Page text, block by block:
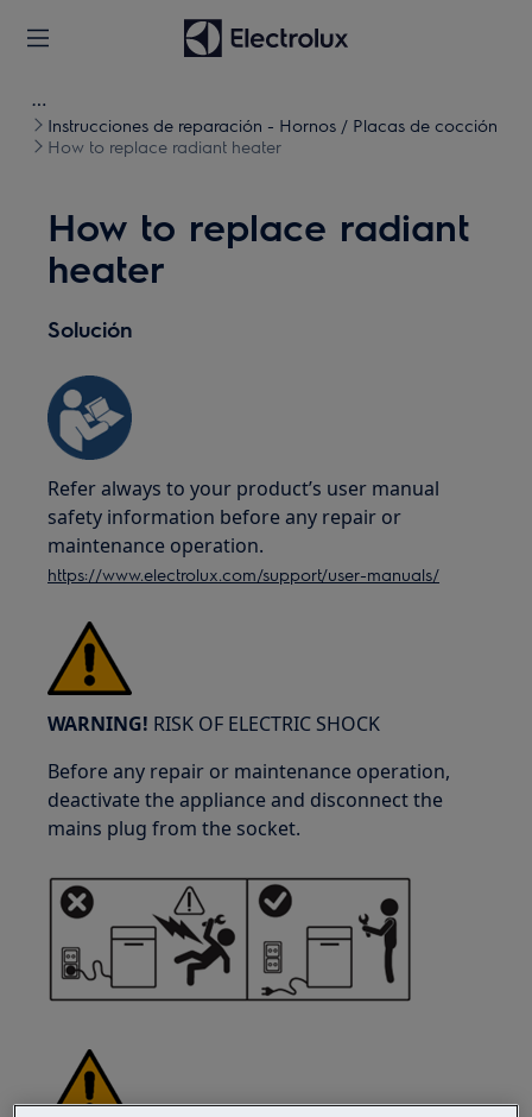
Instrucciones de reparación - Hornos / Placas de cocción
How to replace radiant heater
How to replace radiant
heater
Solución
Refer always to your product’s user manual
safety information before any repair or
maintenance operation.
https://www.electrolux.com/support/user-manuals/
WARNING! RISK OF ELECTRIC SHOCK
Before any repair or maintenance operation,
deactivate the appliance and disconnect the
mains plug from the socket.